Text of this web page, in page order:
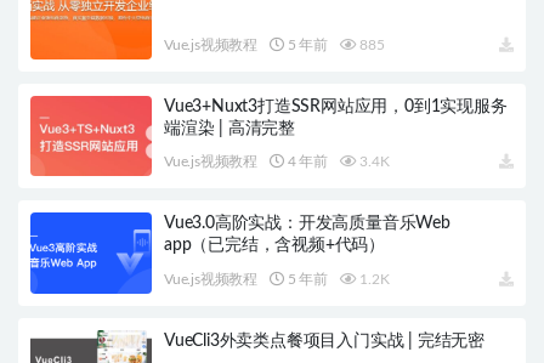
Vue.js视频教程 5 年前 885
Vue3+Nuxt3打造SSR网站应用，0到1实现服务
端渲染 | 高清完整
Vue.js视频教程 4 年前 3.4K
Vue3.0高阶实战：开发高质量音乐Web
app（已完结，含视频+代码）
Vue.js视频教程 5 年前 1.2K
VueCli3外卖类点餐项目入门实战 | 完结无密